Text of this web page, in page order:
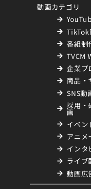
動画カテゴリ
TikTok
番組制
TVCM
企業プ
商品・
SNS動
採用・
画
イベン
アニメ
インタ
ライブ
動画広